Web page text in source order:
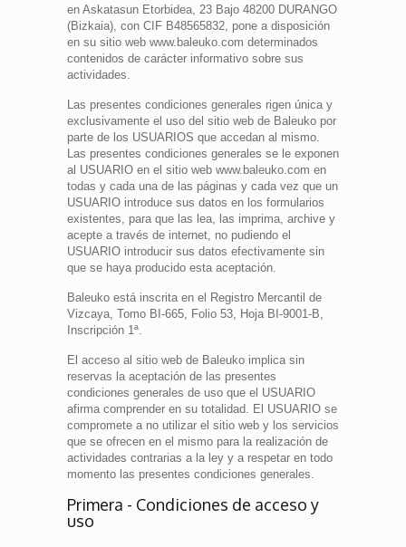
en Askatasun Etorbidea, 23 Bajo 48200 DURANGO
(Bizkaia), con CIF B48565832, pone a disposición
en su sitio web www.baleuko.com determinados
contenidos de carácter informativo sobre sus
actividades.
Las presentes condiciones generales rigen única y
exclusivamente el uso del sitio web de Baleuko por
parte de los USUARIOS que accedan al mismo.
Las presentes condiciones generales se le exponen
al USUARIO en el sitio web www.baleuko.com en
todas y cada una de las páginas y cada vez que un
USUARIO introduce sus datos en los formularios
existentes, para que las lea, las imprima, archive y
acepte a través de internet, no pudiendo el
USUARIO introducir sus datos efectivamente sin
que se haya producido esta aceptación.
Baleuko está inscrita en el Registro Mercantil de
Vizcaya, Tomo BI-665, Folio 53, Hoja BI-9001-B,
Inscripción 1ª.
El acceso al sitio web de Baleuko implica sin
reservas la aceptación de las presentes
condiciones generales de uso que el USUARIO
afirma comprender en su totalidad. El USUARIO se
compromete a no utilizar el sitio web y los servicios
que se ofrecen en el mismo para la realización de
actividades contrarias a la ley y a respetar en todo
momento las presentes condiciones generales.
Primera - Condiciones de acceso y
uso